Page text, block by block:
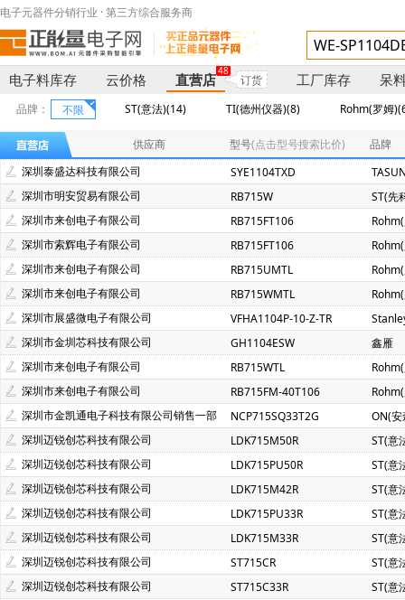
电子元器件分销行业 · 第三方综合服务商
电子料库存 云价格 直营店
48
订货 工厂库存 呆
品牌： 不限 ST(意法)(14) TI(德州仪器)(8)
Rohm(罗姆
ON(安森美)(1)
鑫雁(1)
TASUND(泰盛达)(1) ST(先科)(1)
供应商 型号(点击型号搜索比价)
品牌
深圳泰盛达科技有限公司
SYE1104TXD
深圳市明安贸易有限公司
RB715W
ST(先
深圳市来创电子有限公司
RB715FT106
深圳市索辉电子有限公司
RB715FT106
深圳市来创电子有限公司
RB715UMTL
深圳市来创电子有限公司
RB715WMTL
深圳市展盛微电子有限公司
VFHA1104P-10-Z-TR
深圳市金圳芯科技有限公司
GH1104ESW
鑫雁
深圳市来创电子有限公司
RB715WTL
深圳市来创电子有限公司
RB715FM-40T106
深圳市金凯通电子科技有限公司销售一部
NCP715SQ33T2G
ON(安
深圳迈锐创芯科技有限公司
LDK715M50R
ST(意
深圳迈锐创芯科技有限公司
LDK715PU50R
ST(意
深圳迈锐创芯科技有限公司
LDK715M42R
ST(意
深圳迈锐创芯科技有限公司
LDK715PU33R
ST(意
深圳迈锐创芯科技有限公司
LDK715M33R
ST(意
深圳迈锐创芯科技有限公司
ST715CR
ST(意
深圳迈锐创芯科技有限公司
ST715C33R
ST(意